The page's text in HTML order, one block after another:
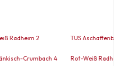
Radheim 2 TUS
Crumbach 4 Rot-Weiß